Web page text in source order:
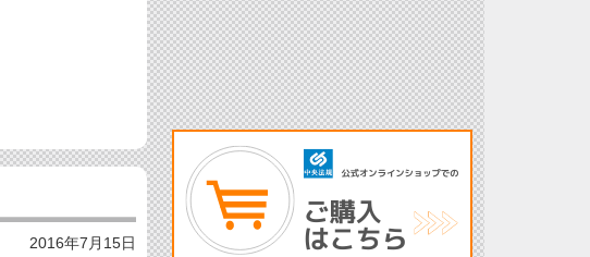
2016年7月15日